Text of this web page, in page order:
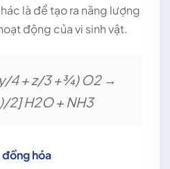
là để tạo ra năng lượng
động của vi sinh vật.
4 + z/3 +¾) O2 →
2] H2O + NH3
hóa